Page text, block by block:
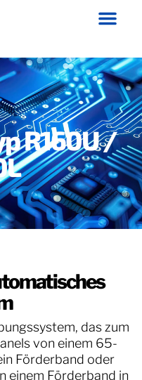
R160U /
das zum
von einem 65-
Förderband oder
einem Förderband in